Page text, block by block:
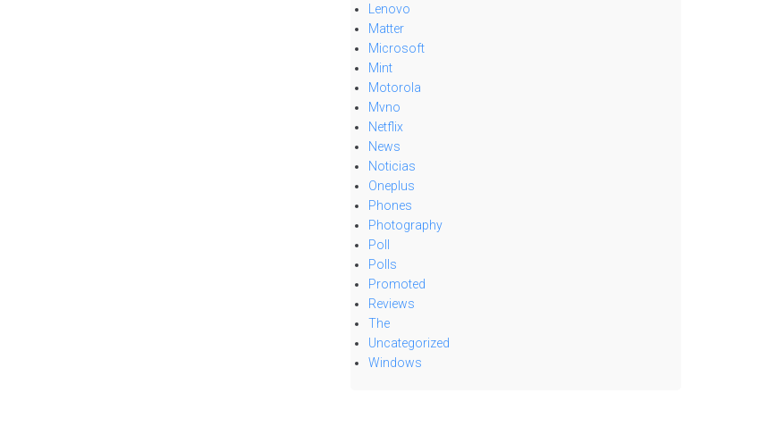
Lenovo
Matter
Microsoft
Mint
Motorola
Mvno
Netflix
News
Noticias
Oneplus
Phones
Photography
Poll
Polls
Promoted
Reviews
The
Uncategorized
Windows